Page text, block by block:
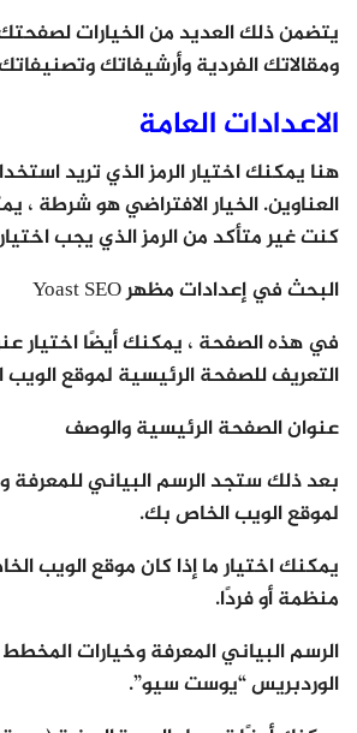
يتضمن ذلك العديد من الخيارات
ومقالاتك الفردية وأرشيفاتك
الاعدادات العامة
هنا يمكنك اختيار الرمز الذي تريد
العناوين. الخيار الافتراضي هو شرطة ،
كنت غير متأكد من الرمز الذي يجب
البحث في إعدادات مظهر Yoast SEO
التعريف للصفحة الرئيسية لموقع
عنوان الصفحة الرئيسية والوصف
بعد ذلك ستجد الرسم البياني للمعرفة
لموقع الويب الخاص بك.
يمكنك اختيار ما إذا كان موقع الويب
منظمة أو فردًا.
الرسم البياني المعرفة وخيارات
الوردبريس “يوست سيو”.